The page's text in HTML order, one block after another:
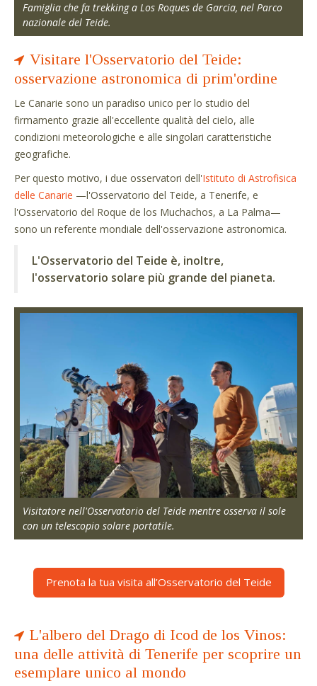
Famiglia che fa trekking a Los Roques de Garcia, nel Parco
nazionale del Teide.
Visitare l'Osservatorio del Teide:
osservazione astronomica di prim'ordine
Le Canarie sono un paradiso unico per lo studio del
firmamento grazie all'eccellente qualità del cielo, alle
condizioni meteorologiche e alle singolari caratteristiche
geografiche.
Per questo motivo, i due osservatori dell'Istituto di Astrofisica
delle Canarie —l'Osservatorio del Teide, a Tenerife, e
l'Osservatorio del Roque de los Muchachos, a La Palma—
sono un referente mondiale dell'osservazione astronomica.
L'Osservatorio del Teide è, inoltre,
l'osservatorio solare più grande del pianeta.
Visitatore nell'Osservatorio del Teide mentre osserva il sole
con un telescopio solare portatile.
Prenota la tua visita all’Osservatorio del Teide
L'albero del Drago di Icod de los Vinos:
una delle attività di Tenerife per scoprire un
esemplare unico al mondo